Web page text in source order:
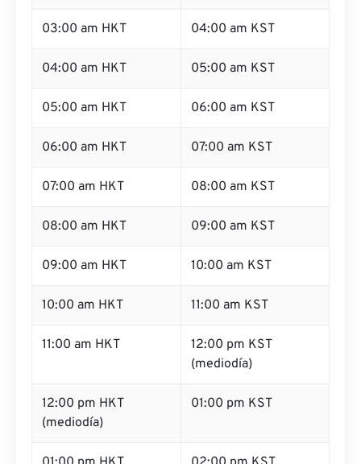
03:00 am HKT 04:00 am KST
04:00 am HKT 05:00 am KST
05:00 am HKT 06:00 am KST
06:00 am HKT 07:00 am KST
07:00 am HKT 08:00 am KST
08:00 am HKT 09:00 am KST
09:00 am HKT 10:00 am KST
10:00 am HKT 11:00 am KST
11:00 am HKT
12:00 pm KST
(mediodía)
12:00 pm HKT
(mediodía)
01:00 pm KST